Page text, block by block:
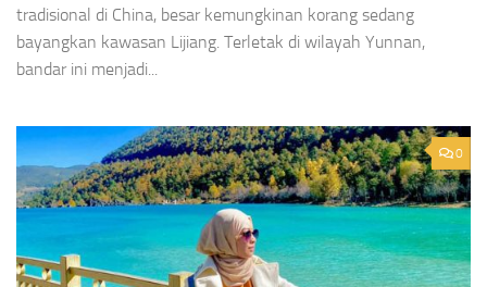
tradisional di China, besar kemungkinan korang sedang
bayangkan kawasan Lijiang. Terletak di wilayah Yunnan,
bandar ini menjadi...
0